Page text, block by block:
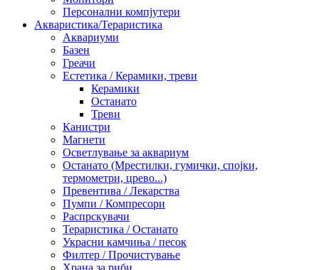
Персонални компјутери
Акваристика/Тераристика
Аквариуми
Базен
Греачи
Естетика / Керамики, треви
Керамики
Останато
Треви
Канистри
Магнети
Осветлување за аквариум
Останато (Мрестилки, гумички, спојки,
термометри, црево...)
Превентива / Лекарства
Пумпи / Компресори
Распрскувачи
Тераристика / Останато
Украсни камчиња / песок
Филтер / Прочистување
Храна за риби